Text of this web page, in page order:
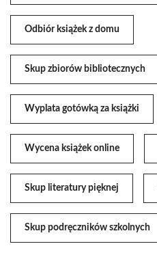
Odbiór książek z domu
Skup zbiorów bibliotecznych
Wyplata gotówką za książki
Wycena książek online
Skup literatury pięknej
Skup podręczników szkolnych